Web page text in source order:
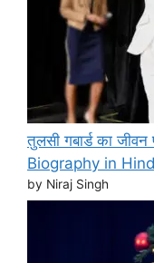
तुलसी गबार्ड का
Biography in
by Niraj Singh